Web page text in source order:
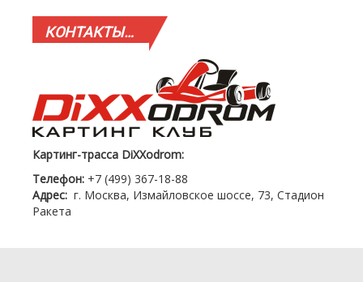
КОНТАКТЫ…
Картинг-трасса DiXXodrom:
Телефон: +7 (499) 367-18-88
Адрес: г. Москва, Измайловское шоссе, 73, Стадион
Ракета